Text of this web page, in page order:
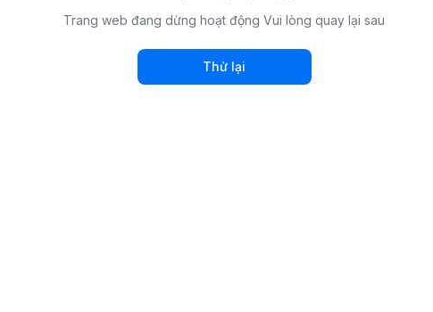
Trang web đang dừng hoạt động Vui lòng quay lại sau
Thử lại